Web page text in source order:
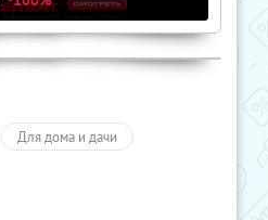
Для дома и дачи